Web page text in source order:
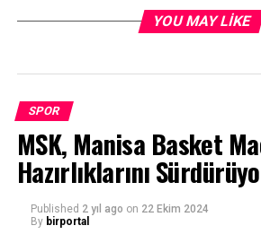
takımıyla karşılaşacak. İlk maç
Deniz İvgen, Volkan Döne, Aslan Ekşi,
Doğukan Ulu, Marko Mert Matic,
Mustafa Koç, Thomas Jaeschke,
Hamza Aslan, Yiğit Gülmezoğlu ve
oluşan kadrosuyla yarı finalde
Osman Arslan: “Halk’ın
YOU MAY LIKE
SPOR
MSK, Manisa Basket
Hazırlıklarını
Published 2 yıl ago on 22 Ekim 2024
By birportal